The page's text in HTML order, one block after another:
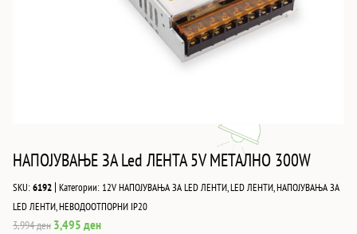
НАПОЈУВАЊЕ ЗА Led ЛЕНТА 5V МЕТАЛНО 300W
SKU:6192 | Категории: 12V НАПОЈУВАЊА ЗА LED ЛЕНТИ,LED ЛЕНТИ,НАПОЈУВАЊА ЗА
LED ЛЕНТИ,НЕВОДООТПОРНИ IP20
3,994ден Original
3,495 денCurrent